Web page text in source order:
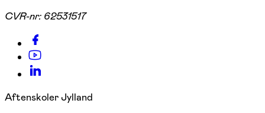
CVR-nr: 62531517
Aftenskoler Jylland